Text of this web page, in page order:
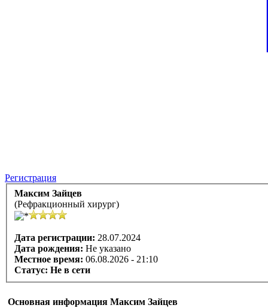
Регистрация
Максим Зайцев
(Рефракционный хирург)
Дата регистрации: 28.07.2024
Дата рождения: Не указано
Местное время: 06.08.2026 - 21:10
Статус: Не в сети
Основная информация Максим Зайцев